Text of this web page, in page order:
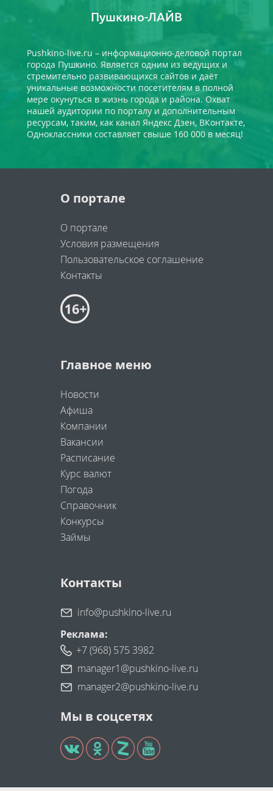
Пушкино-ЛАЙВ
Pushkino-live.ru – информационно-деловой портал
города Пушкино. Является одним из ведущих и
стремительно развивающихся сайтов и даёт
уникальные возможности посетителям в полной
мере окунуться в жизнь города и района. Охват
нашей аудитории по порталу и дополнительным
ресурсам, таким, как канал Яндекс Дзен, ВКонтакте,
Одноклассники составляет свыше 160 000 в месяц!
О портале
О портале
Условия размещения
Пользовательское соглашение
Контакты
Главное меню
Новости
Афиша
Компании
Вакансии
Расписание
Курс валют
Погода
Справочник
Конкурсы
Займы
Контакты
info@pushkino-live.ru
Реклама:
+7 (968) 575 3982
manager1@pushkino-live.ru
manager2@pushkino-live.ru
Мы в соцсетях